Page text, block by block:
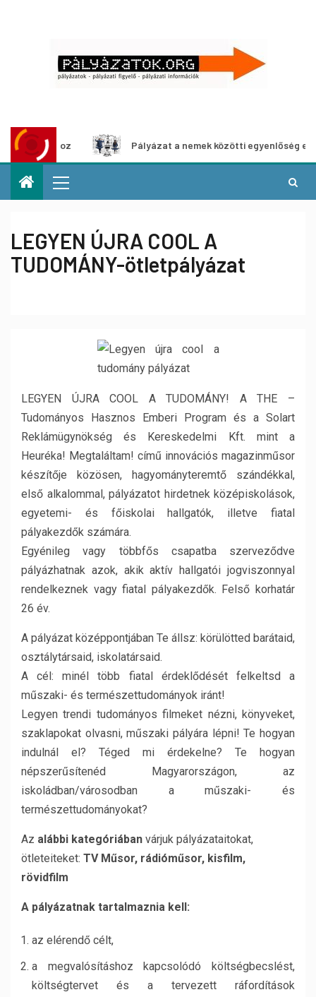
Pályázat a nemek közötti egyenlőség európai
LEGYEN ÚJRA COOL A
TUDOMÁNY-ötletpályázat
LEGYEN ÚJRA COOL A TUDOMÁNY! A THE –
Tudományos Hasznos Emberi Program és a Solart
Reklámügynökség és Kereskedelmi Kft. mint a
Heuréka! Megtaláltam! című innovációs magazinműsor
készítője közösen, hagyományteremtő szándékkal,
első alkalommal, pályázatot hirdetnek középiskolások,
egyetemi- és főiskolai hallgatók, illetve fiatal
pályakezdők számára.
Egyénileg vagy többfős csapatba szerveződve
pályázhatnak azok, akik aktív hallgatói jogviszonnyal
rendelkeznek vagy fiatal pályakezdők. Felső korhatár
26 év.
A pályázat középpontjában Te állsz: körülötted barátaid,
osztálytársaid, iskolatársaid.
A cél: minél több fiatal érdeklődését felkeltsd a
műszaki- és természettudományok iránt!
Legyen trendi tudományos filmeket nézni, könyveket,
szaklapokat olvasni, műszaki pályára lépni! Te hogyan
indulnál el? Téged mi érdekelne? Te hogyan
népszerűsítenéd Magyarországon, az
iskoládban/városodban a műszaki- és
természettudományokat?
Az alábbi kategóriában várjuk pályázataitokat,
ötleteiteket: TV Műsor, rádióműsor, kisfilm,
rövidfilm
A pályázatnak tartalmaznia kell:
az elérendő célt,
a megvalósításhoz kapcsolódó költségbecslést,
költségtervet és a tervezett ráfordítások